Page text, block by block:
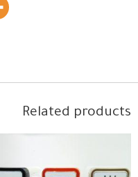
Related products